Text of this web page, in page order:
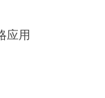
应用